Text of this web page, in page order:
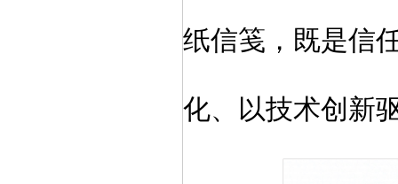
纸信笺，既是信
化、以技术创新